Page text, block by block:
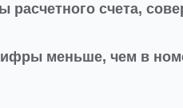
расчетного счета,
меньше, чем в